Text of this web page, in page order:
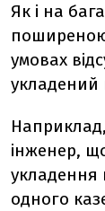
Як і на
умовах
укладений
інженер,
укладення
одного